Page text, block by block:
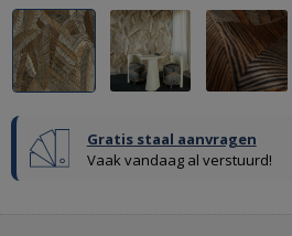
Gratis staal aanvragen
Vaak vandaag al verstuurd!
Previous
Stop